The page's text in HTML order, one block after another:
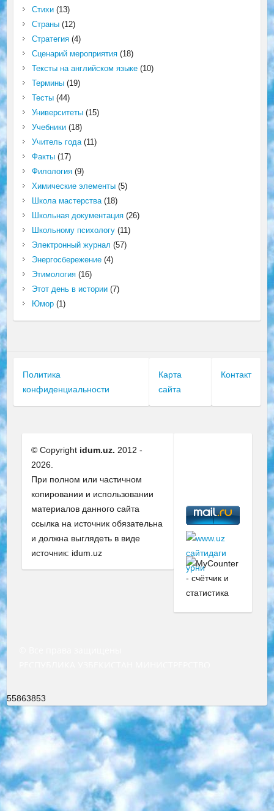
Стихи(13)
Страны(12)
Стратегия(4)
Сценарий мероприятия(18)
Тексты на английском языке(10)
Термины(19)
Тесты(44)
Университеты(15)
Учебники(18)
Учитель года(11)
Факты(17)
Филология(9)
Химические элементы(5)
Школа мастерства(18)
Школьная документация(26)
Школьному психологу(11)
Электронный журнал (57)
Энергосбережение(4)
Этимология(16)
Этот день в истории(7)
Юмор(1)
Политика
конфиденциальности
Карта
сайта
Контакт
© Copyright idum.uz. 2012 -
2026.
При полном или частичном
копировании и использовании
материалов данного сайта
ссылка на источник обязательна
и должна выглядеть в виде
источник: idum.uz
55863853